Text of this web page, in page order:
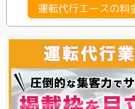
運転代行エースの料